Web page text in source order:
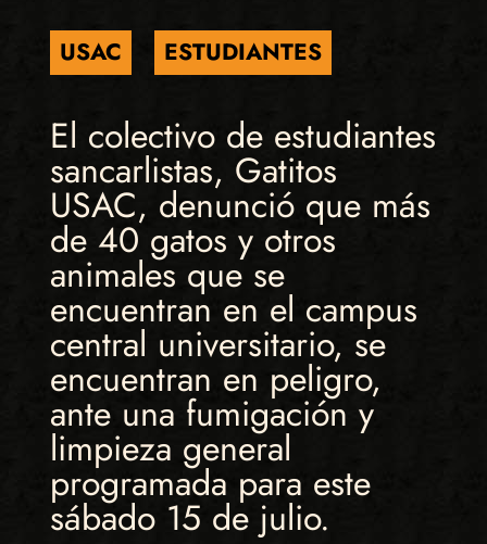
USAC ESTUDIANTES
El colectivo de estudiantes
sancarlistas, Gatitos
USAC, denunció que más
de 40 gatos y otros
animales que se
encuentran en el campus
central universitario, se
encuentran en peligro,
ante una fumigación y
limpieza general
programada para este
sábado 15 de julio.